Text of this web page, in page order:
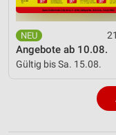
Angebote ab 10.08.
Gültig bis Sa. 15.08.